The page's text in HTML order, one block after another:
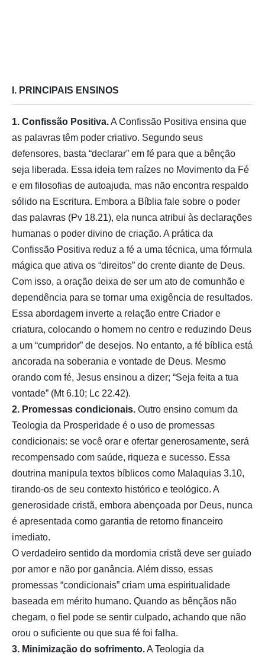
I. PRINCIPAIS ENSINOS
1. Confissão Positiva.A Confissão Positiva ensina que
as palavras têm poder criativo. Segundo seus
defensores, basta “declarar” em fé para que a bênção
seja liberada. Essa ideia tem raízes no Movimento da Fé
e em filosofias de autoajuda, mas não encontra respaldo
sólido na Escritura. Embora a Bíblia fale sobre o poder
das palavras (Pv 18.21), ela nunca atribui às declarações
humanas o poder divino de criação. A prática da
Confissão Positiva reduz a fé a uma técnica, uma fórmula
mágica que ativa os “direitos” do crente diante de Deus.
Com isso, a oração deixa de ser um ato de comunhão e
dependência para se tornar uma exigência de resultados.
Essa abordagem inverte a relação entre Criador e
criatura, colocando o homem no centro e reduzindo Deus
a um “cumpridor” de desejos. No entanto, a fé bíblica está
ancorada na soberania e vontade de Deus. Mesmo
orando com fé, Jesus ensinou a dizer; “Seja feita a tua
vontade” (Mt 6.10; Lc 22.42).
2. Promessas condicionais. Outro ensino comum da
Teologia da Prosperidade é o uso de promessas
condicionais: se você orar e ofertar generosamente, será
recompensado com saúde, riqueza e sucesso. Essa
doutrina manipula textos bíblicos como Malaquias 3.10,
tirando-os de seu contexto histórico e teológico. A
generosidade cristã, embora abençoada por Deus, nunca
é apresentada como garantia de retorno financeiro
imediato.
O verdadeiro sentido da mordomia cristã deve ser guiado
por amor e não por ganância. Além disso, essas
promessas “condicionais” criam uma espiritualidade
baseada em mérito humano. Quando as bênçãos não
chegam, o fiel pode se sentir culpado, achando que não
orou o suficiente ou que sua fé foi falha.
3. Minimização do sofrimento.A Teologia da